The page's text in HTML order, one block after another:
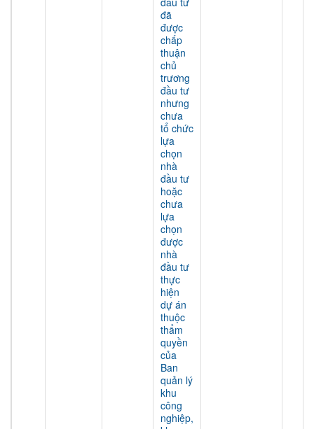
đã
được
chấp
thuận
chủ
trương
đầu tư
nhưng
chưa
tổ chức
lựa
chọn
nhà
đầu tư
hoặc
chưa
lựa
chọn
được
nhà
đầu tư
thực
hiện
dự án
thuộc
thẩm
quyền
của
Ban
quản lý
khu
công
nghiệp,